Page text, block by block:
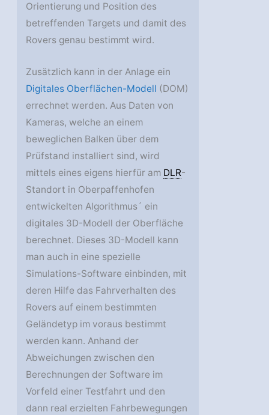
Orientierung und Position des
betreffenden Targets und damit des
Rovers genau bestimmt wird.
Zusätzlich kann in der Anlage ein
Digitales Oberflächen-Modell (DOM)
errechnet werden. Aus Daten von
Kameras, welche an einem
beweglichen Balken über dem
Prüfstand installiert sind, wird
mittels eines eigens hierfür am DLR-
Standort in Oberpaffenhofen
entwickelten Algorithmus´ ein
digitales 3D-Modell der Oberfläche
berechnet. Dieses 3D-Modell kann
man auch in eine spezielle
Simulations-Software einbinden, mit
deren Hilfe das Fahrverhalten des
Rovers auf einem bestimmten
Geländetyp im voraus bestimmt
werden kann. Anhand der
Abweichungen zwischen den
Berechnungen der Software im
Vorfeld einer Testfahrt und den
dann real erzielten Fahrbewegungen